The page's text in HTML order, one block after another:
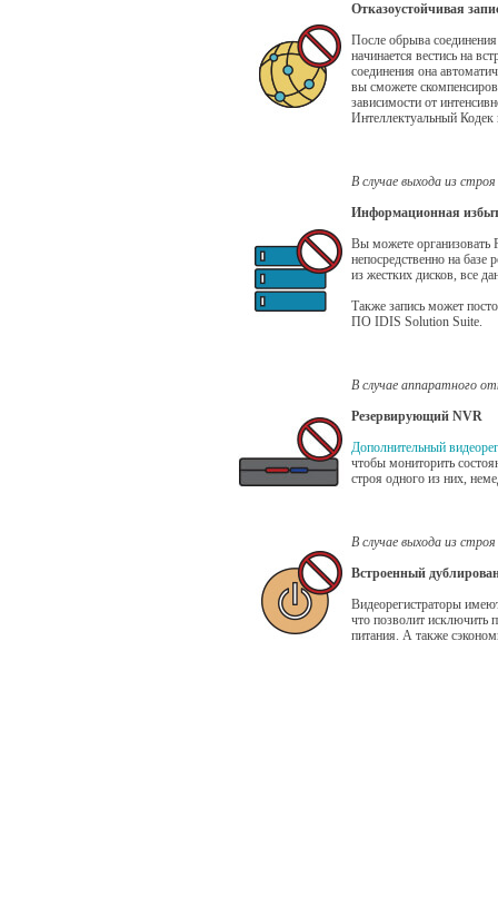
Отказоустойчивая
После обрыва
начинается вестись на
соединения она
вы сможете
зависимости от
Интеллектуальный
В случае выхода из
Информационная
Вы можете
непосредственно на базе
из жестких дисков, все
Также запись может
ПО IDIS Solution Suite.
В случае аппаратного
Резервирующий NVR
Дополнительный
чтобы мониторить
строя одного из них,
В случае выхода из
Встроенный
Видеорегистраторы
что позволит исключить
питания. А также